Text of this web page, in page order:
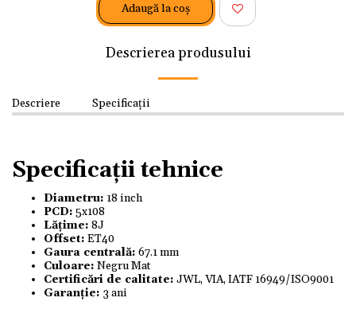
Adaugă la coş
Descrierea produsului
Descriere Specificații
Specificații tehnice
Diametru: 18 inch
PCD: 5x108
Lățime: 8J
Offset: ET40
Gaura centrală: 67.1 mm
Culoare: Negru Mat
Certificări de calitate: JWL, VIA, IATF 16949/ISO9001
Garanție: 3 ani